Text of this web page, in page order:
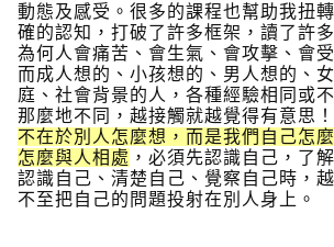
動態及感受。很多的課程也幫助我扭
確的認知，打破了許多框架，讀了許
為何人會痛苦、會生氣、會攻擊、會
而成人想的、小孩想的、男人想的、
庭、社會背景的人，各種經驗相同或
那麼地不同，越接觸就越覺得有意思！
不在於別人怎麼想，而是我們自己怎
怎麼與人相處 ，必須先認識自己，了
認識自己、清楚自己、覺察自己時，
不至把自己的問題投射在別人身上。